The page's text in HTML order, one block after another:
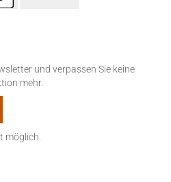
und verpassen Sie keine
mehr.
möglich.